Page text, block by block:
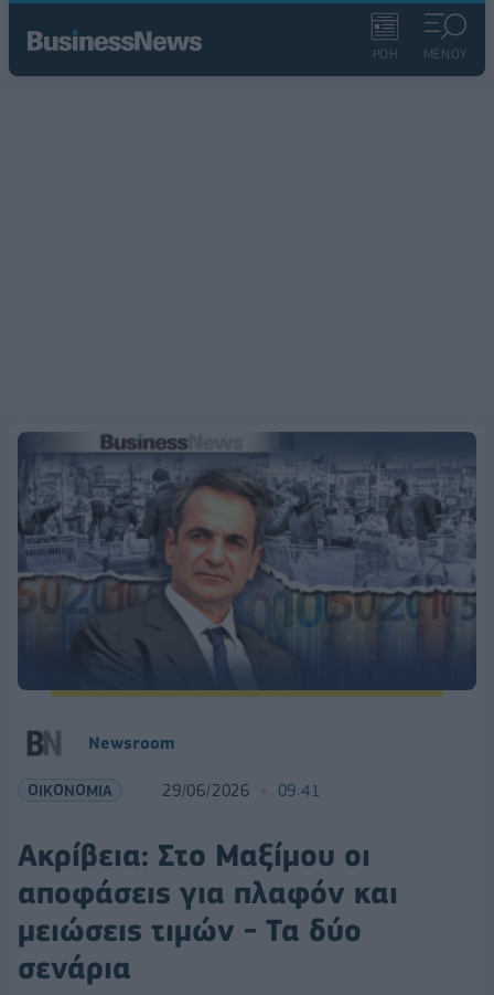
ΡΟΗ ΜΕΝΟΥ
Νewsroom
ΟΙΚΟΝΟΜΙΑ 29/06/2026 09:41
Ακρίβεια: Στο Μαξίμου οι
αποφάσεις για πλαφόν και
μειώσεις τιμών - Τα δύο
σενάρια